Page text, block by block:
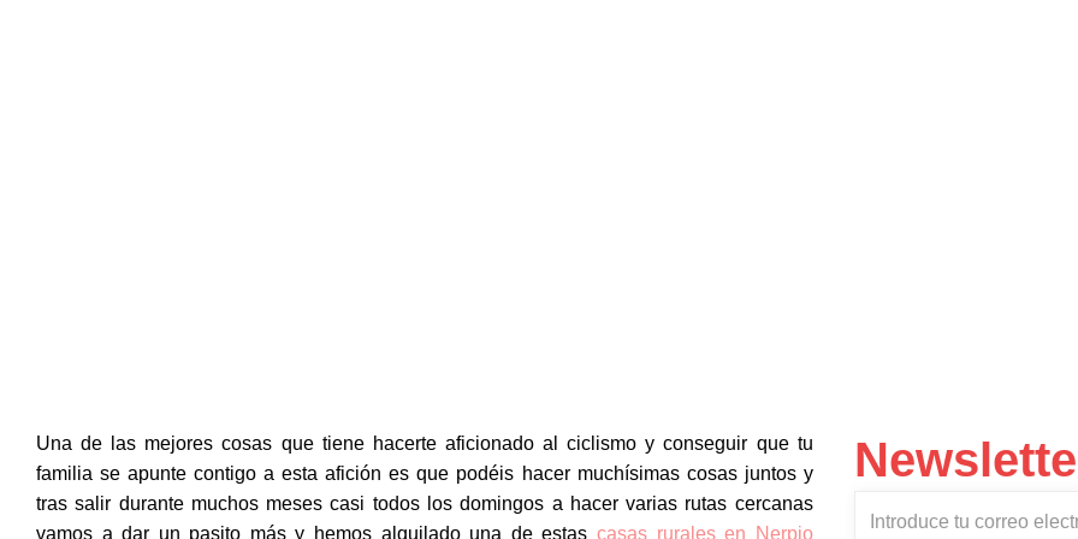
Una de las mejores cosas que tiene hacerte aficionado al ciclismo y conseguir que tu
familia se apunte contigo a esta afición es que podéis hacer muchísimas cosas juntos y
tras salir durante muchos meses casi todos los domingos a hacer varias rutas cercanas
vamos a dar un pasito más y hemos alquilado una de estas casas rurales en Nerpio
YOUR